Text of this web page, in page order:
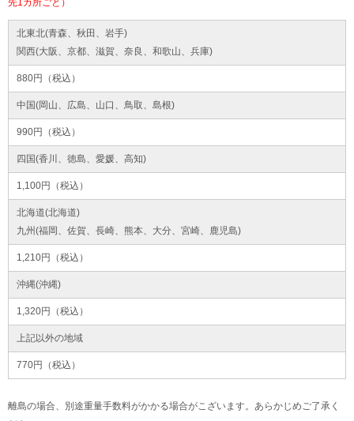
先1カ所ごと）
北東北(青森、秋田、岩手)
関西(大阪、京都、滋賀、奈良、和歌山、兵庫)
880円（税込）
中国(岡山、広島、山口、鳥取、島根)
990円（税込）
四国(香川、徳島、愛媛、高知)
1,100円（税込）
北海道(北海道)
九州(福岡、佐賀、長崎、熊本、大分、宮崎、鹿児島)
1,210円（税込）
沖縄(沖縄)
1,320円（税込）
上記以外の地域
770円（税込）
離島の場合、別途重量手数料がかかる場合がこざいます。あらかじめご了承く